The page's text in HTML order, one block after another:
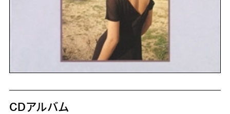
CDアルバム